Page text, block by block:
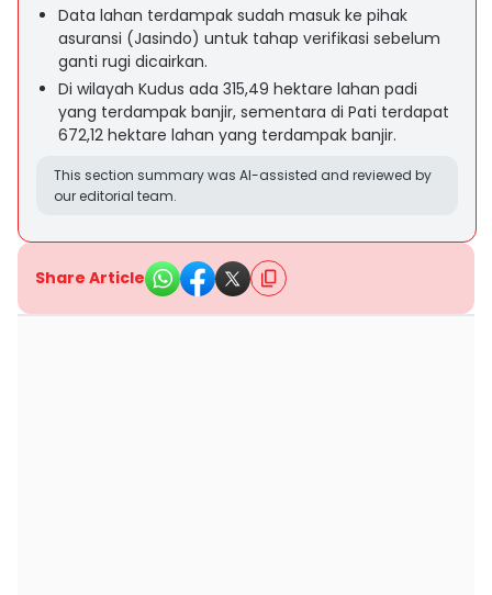
Data lahan terdampak sudah masuk ke pihak
asuransi (Jasindo) untuk tahap verifikasi sebelum
ganti rugi dicairkan.
Di wilayah Kudus ada 315,49 hektare lahan padi
yang terdampak banjir, sementara di Pati terdapat
672,12 hektare lahan yang terdampak banjir.
This section summary was AI-assisted and reviewed by
our editorial team.
Share Article